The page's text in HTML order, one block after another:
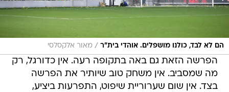
הם לא לבד, כולנו מושפלים. אוהדי בית"ר / מאור אלקסלסי
הפרשה הזאת גם באה בתקופה רעה. אין כדורגל, רק
מה שמסביב. אין משחק טוב שיותיר את הפרשה
בצד. אין שום שערוריית שיפוט, התפרעות ביציע,